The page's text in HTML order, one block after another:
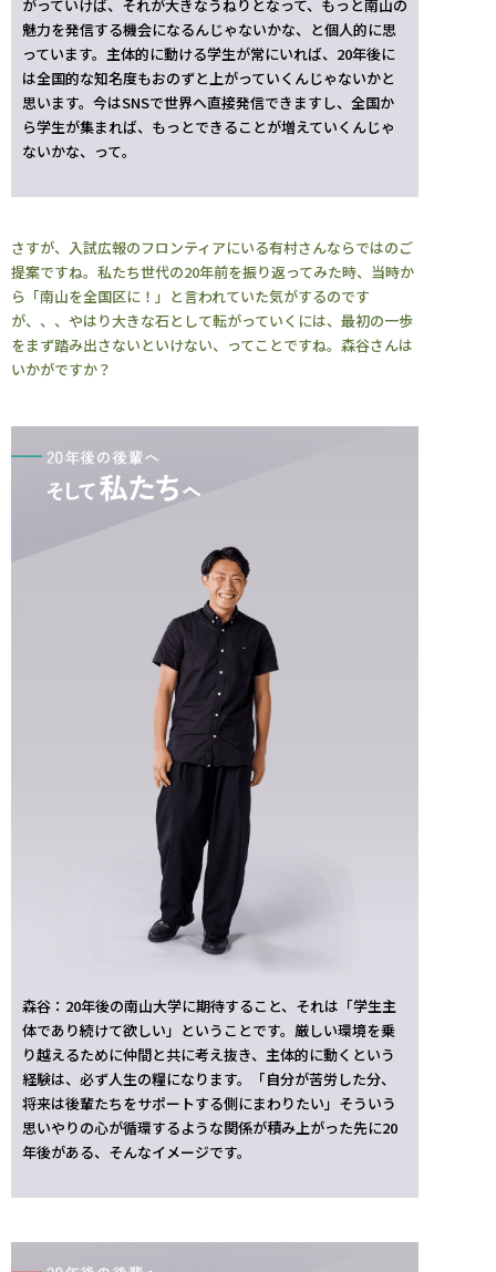
がっていけば、それが大きなうねりとなって、もっと南山の
魅力を発信する機会になるんじゃないかな、と個人的に思
っています。主体的に動ける学生が常にいれば、20年後に
は全国的な知名度もおのずと上がっていくんじゃないかと
思います。今はSNSで世界へ直接発信できますし、全国か
ら学生が集まれば、もっとできることが増えていくんじゃ
ないかな、って。
さすが、入試広報のフロンティアにいる有村さんならではのご
提案ですね。私たち世代の20年前を振り返ってみた時、当時か
ら「南山を全国区に！」と言われていた気がするのです
が、、、やはり大きな石として転がっていくには、最初の一歩
をまず踏み出さないといけない、ってことですね。森谷さんは
いかがですか？
森谷：20年後の南山大学に期待すること、それは「学生主
体であり続けて欲しい」ということです。厳しい環境を乗
り越えるために仲間と共に考え抜き、主体的に動くという
経験は、必ず人生の糧になります。「自分が苦労した分、
将来は後輩たちをサポートする側にまわりたい」そういう
思いやりの心が循環するような関係が積み上がった先に20
年後がある、そんなイメージです。